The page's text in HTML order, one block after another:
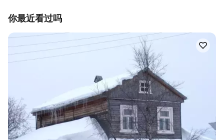
你最近看过吗